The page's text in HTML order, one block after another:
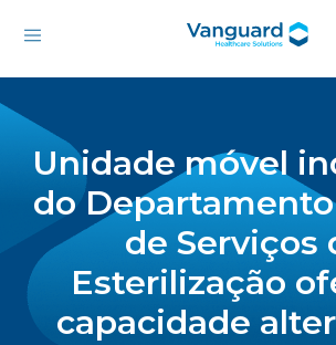
Unidade móvel
do
de Serviços
Esterilização
capacidade